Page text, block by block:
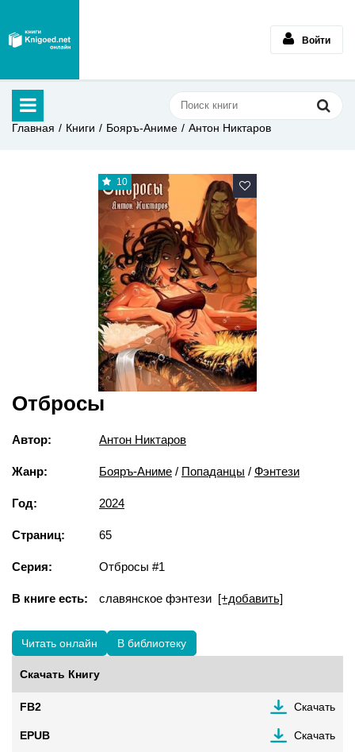
Войти
Главная Книги Бояръ-Аниме Антон Никтаров
10
Отбросы
Автор: Антон Никтаров
Жанр: Бояръ-Аниме / Попаданцы / Фэнтези
Год: 2024
Страниц: 65
Серия: Отбросы #1
В книге есть: славянское фэнтези [+добавить]
Читать онлайн В библиотеку
Скачать Книгу
FB2 Скачать
EPUB Скачать